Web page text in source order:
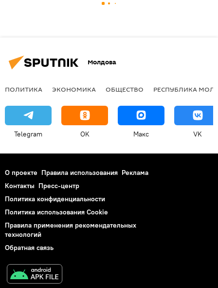
Молдова
ПОЛИТИКА ЭКОНОМИКА ОБЩЕСТВО РЕСПУБЛИКА
Telegram OK Макс VK
О проекте Правила использования Реклама
Контакты Пресс-центр
Политика конфиденциальности
Политика использования Cookie
Правила применения рекомендательных
технологий
Обратная связь